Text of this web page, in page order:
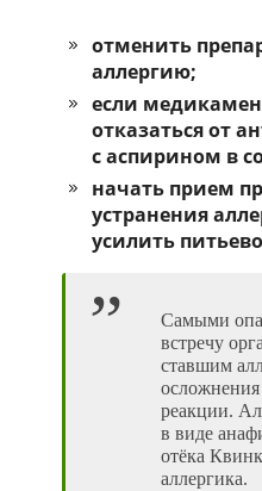
отменить
аллергию;
если
отказаться от
с аспирином в
начать прием
устранения
усилить
Самыми
встречу
ставшим
осложнения
реакции.
в виде
отёка
аллергика.